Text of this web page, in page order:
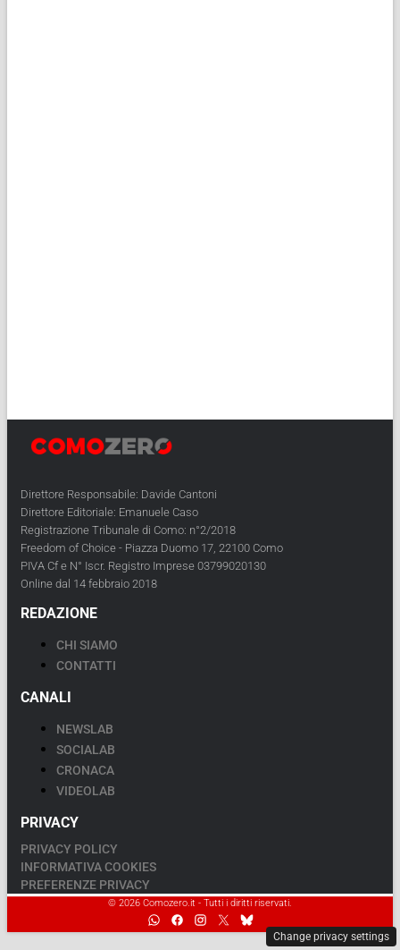
Direttore Responsabile: Davide Cantoni
Direttore Editoriale: Emanuele Caso
Registrazione Tribunale di Como: n°2/2018
Freedom of Choice - Piazza Duomo 17, 22100 Como
PIVA Cf e N° Iscr. Registro Imprese 03799020130
Online dal 14 febbraio 2018
REDAZIONE
CHI SIAMO
CONTATTI
CANALI
NEWSLAB
SOCIALAB
CRONACA
VIDEOLAB
PRIVACY
PRIVACY POLICY
INFORMATIVA COOKIES
PREFERENZE PRIVACY
© 2026 Comozero.it - Tutti i diritti riservati.
Change privacy settings